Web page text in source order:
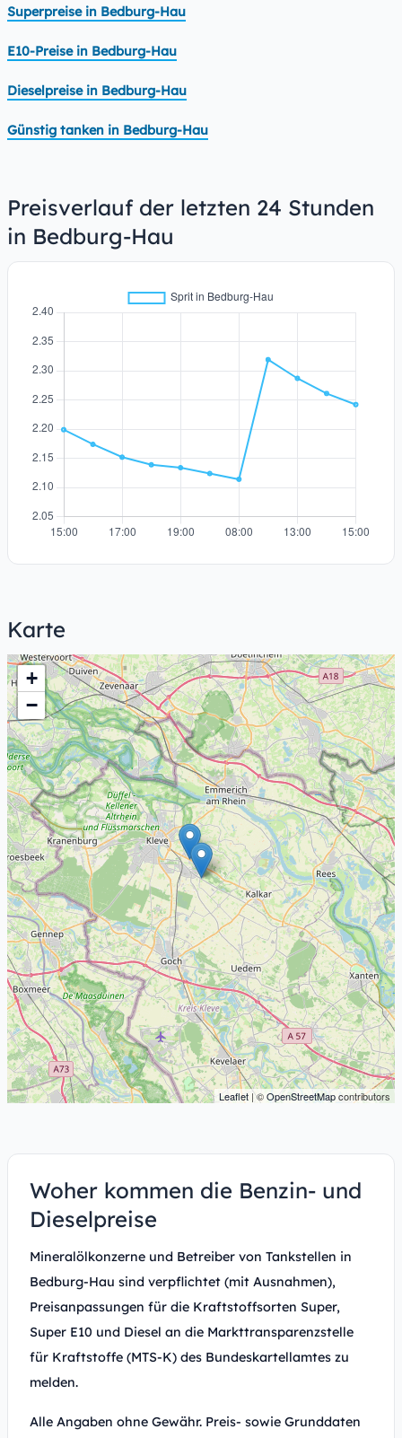
Superpreise in Bedburg-Hau
E10-Preise in Bedburg-Hau
Dieselpreise in Bedburg-Hau
Günstig tanken in Bedburg-Hau
Preisverlauf der letzten 24 Stunden
in Bedburg-Hau
Karte
+
−
Leaflet | ©OpenStreetMapcontributors
Woher kommen die Benzin- und
Dieselpreise
Mineralölkonzerne und Betreiber von Tankstellen in
Bedburg-Hau sind verpflichtet (mit Ausnahmen),
Preisanpassungen für die Kraftstoffsorten Super,
Super E10 und Diesel an die Markttransparenzstelle
für Kraftstoffe (MTS-K) des Bundeskartellamtes zu
melden.
Alle Angaben ohne Gewähr. Preis- sowie Grunddaten